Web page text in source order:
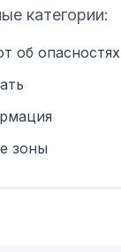
категории:
об опасностях
зоны